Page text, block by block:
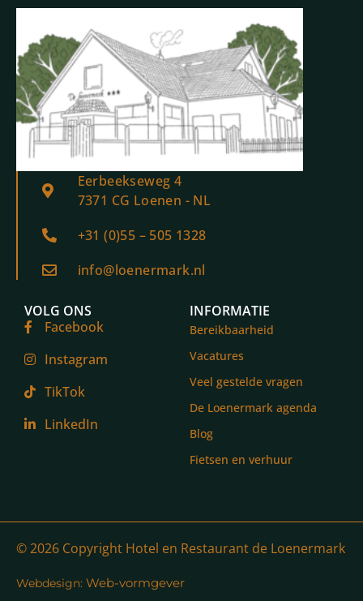
Eerbeekseweg 4
7371 CG Loenen - NL
+31 (0)55 – 505 1328
info@loenermark.nl
VOLG ONS
Facebook
Instagram
TikTok
LinkedIn
INFORMATIE
Bereikbaarheid
Vacatures
Veel gestelde vragen
De Loenermark agenda
Blog
Fietsen en verhuur
© 2026 Copyright Hotel en Restaurant de Loenermark
Webdesign: Web-vormgever